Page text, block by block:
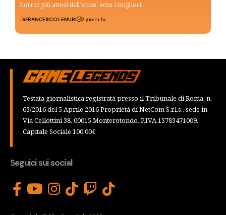
horror più attesi dell’anno: ecco i migliori…
DiFRANCESCO LEMURI 2 giorni fa
Testata giornalistica registrata presso il Tribunale di Roma, n.
63/2016 del 5 Aprile 2016 Proprietà di NetCom S.r.l.s., sede in
Via Cellottini 38, 00015 Monterotondo, P.IVA 13783471009,
Capitale Sociale 100,00€
Seguici sui social